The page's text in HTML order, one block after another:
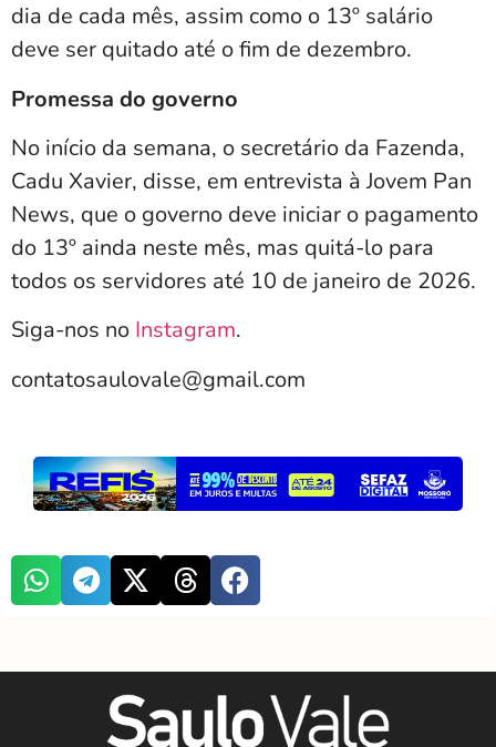
dia de cada mês, assim como o 13º salário
deve ser quitado até o fim de dezembro.
Promessa do governo
No início da semana, o secretário da Fazenda,
Cadu Xavier, disse, em entrevista à Jovem Pan
News, que o governo deve iniciar o pagamento
do 13º ainda neste mês, mas quitá-lo para
todos os servidores até 10 de janeiro de 2026.
Siga-nos no Instagram.
contatosaulovale@gmail.com